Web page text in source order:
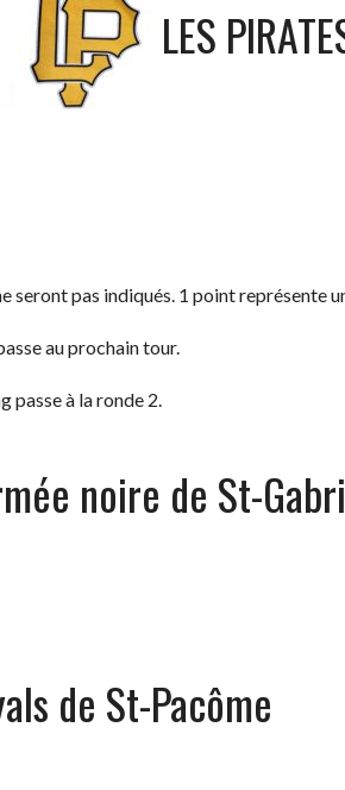
LES
seront pas indiqués. 1 point représente
au prochain tour.
passe à la ronde 2.
noire de St-
de St-Pacôme